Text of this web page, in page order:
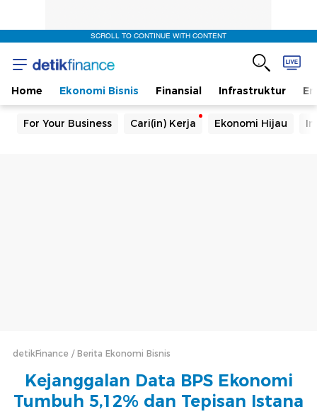
SCROLL TO CONTINUE WITH CONTENT
Home Ekonomi Bisnis Finansial Infrastruktur
For Your Business Cari(in) Kerja Ekonomi Hijau
detikFinance Berita Ekonomi Bisnis
Kejanggalan Data BPS Ekonomi
Tumbuh 5,12% dan Tepisan Istana